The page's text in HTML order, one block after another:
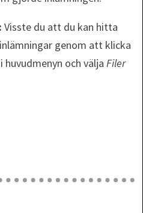
Visste du att du kan hitta
genom att klicka
och välja Filer